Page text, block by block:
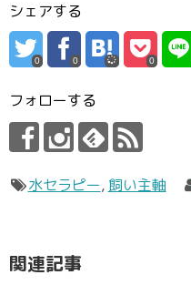
シェアする
0 0 0
フォローする
水セラピー, 飼い主軸
関連記事